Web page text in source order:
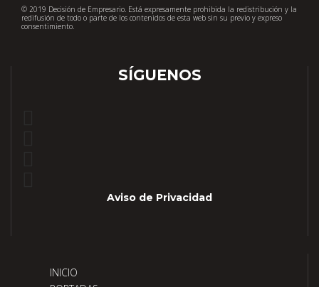
© 2019 Decisión de Empresario. Está expresamente prohibida la redistribución y la
redifusión de todo o parte de los contenidos de esta web sin su previo y expreso
consentimiento.
SÍGUENOS
Aviso de Privacidad
INICIO